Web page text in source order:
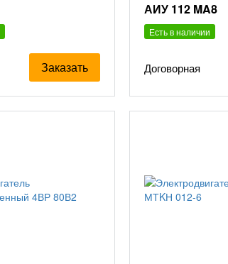
Заказать
АИУ 112 MA8
Есть в наличии
Договорная